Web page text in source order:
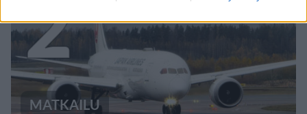
2
MATKAILU